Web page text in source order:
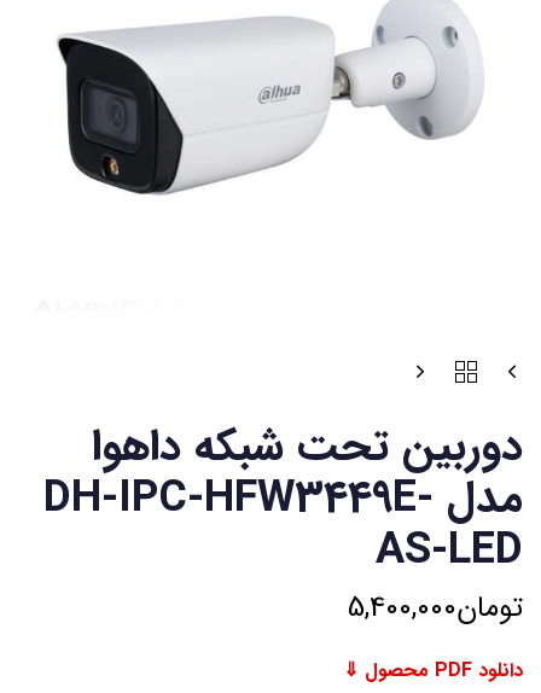
دوربین تحت شبکه داهوا
مدل DH-IPC-HFW3449E-
AS-LED
تومان5,400,000
دانلود PDF محصول ⇓